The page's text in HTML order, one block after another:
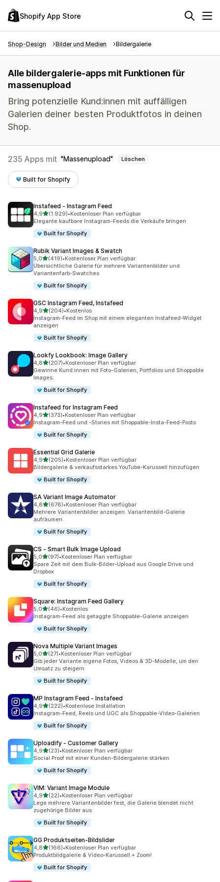
Shopify App Store
Shop-Design Bilder und Medien Bildergalerie
Alle bildergalerie-apps mit Funktionen für
massenupload
Bring potenzielle Kund:innen mit auffälligen
Galerien deiner besten Produktfotos in deinen
Shop.
235 Apps mit Massenupload Löschen
Built for Shopify
Instafeed ‑ Instagram Feed
4,9von 5 Sternen
(1.929)
1929 Rezensionen insgesamt
•Kostenloser Plan verfügbar
Elegante kaufbare Instagram-Feeds die Verkäufe bringen
Built for Shopify
Rubik Variant Images & Swatch
5,0von 5 Sternen
(419)
419 Rezensionen insgesamt
•Kostenloser Plan verfügbar
Übersichtliche Galerie für mehrere Variantenbilder und
Variantenfarb-Swatches
Built for Shopify
GSC Instagram Feed, Instafeed
4,9von 5 Sternen
(204)
204 Rezensionen insgesamt
•Kostenlos
Instagram-Feed im Shop mit einem eleganten Instafeed-Widget
anzeigen
Built for Shopify
Lookfy Lookbook: Image Gallery
4,8von 5 Sternen
(207)
207 Rezensionen insgesamt
•Kostenloser Plan verfügbar
Gewinne Kund:innen mit Foto-Galerien, Portfolios und Shoppable
Images.
Built for Shopify
Instafeed for Instagram Feed
4,9von 5 Sternen
(373)
373 Rezensionen insgesamt
•Kostenloser Plan verfügbar
Instagram-Feed und -Stories mit Shoppable-Insta-Feed-Posts
Built for Shopify
Essential Grid Galerie
4,9von 5 Sternen
(205)
205 Rezensionen insgesamt
•Kostenloser Plan verfügbar
Bildergalerie & verkaufsstarkes YouTube-Karussell hinzufügen
Built for Shopify
SA Variant Image Automator
4,8von 5 Sternen
(678)
678 Rezensionen insgesamt
•Kostenloser Plan verfügbar
Mehrere Variantenbilder anzeigen. Variantenbild-Galerie
aufräumen.
Built for Shopify
CS ‑ Smart Bulk Image Upload
5,0von 5 Sternen
(97)
97 Rezensionen insgesamt
•Kostenloser Plan verfügbar
Spare Zeit mit dem Bulk-Bilder-Upload aus Google Drive und
Dropbox
Built for Shopify
Square: Instagram Feed Gallery
5,0von 5 Sternen
(46)
46 Rezensionen insgesamt
•Kostenlos
Instagram-Feed als getaggte Shoppable-Galerie anzeigen
Built for Shopify
Nova Multiple Variant Images
5,0von 5 Sternen
(27)
27 Rezensionen insgesamt
•Kostenloser Plan verfügbar
Gib jeder Variante eigene Fotos, Videos & 3D-Modelle, um den
Umsatz zu steigern
Built for Shopify
MP Instagram Feed ‑ Instafeed
4,9von 5 Sternen
(222)
222 Rezensionen insgesamt
•Kostenlose Installation
Instagram-Feed, Reels und UGC als Shoppable-Video-Galerien
Built for Shopify
Uploadify ‑ Customer Gallery
4,9von 5 Sternen
(23)
23 Rezensionen insgesamt
•Kostenloser Plan verfügbar
Social Proof mit einer Kunden-Bildergalerie stärken
Built for Shopify
VIM: Variant Image Module
4,9von 5 Sternen
(22)
22 Rezensionen insgesamt
•Kostenloser Plan verfügbar
Lege mehrere Variantenbilder fest, die Galerie blendet nicht
zugehörige Bilder aus
Built for Shopify
GG Produktseiten‑Bildslider
4,8von 5 Sternen
(166)
166 Rezensionen insgesamt
•Kostenloser Plan verfügbar
Produktbildgalerie & Video-Karussell + Zoom!
Built for Shopify